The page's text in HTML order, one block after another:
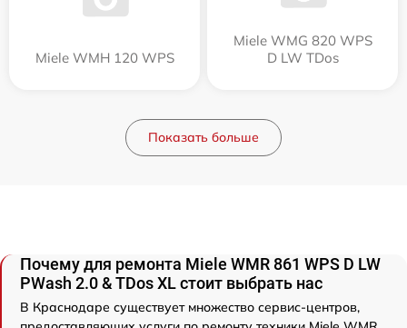
Miele WMH 120 WPS
Miele WMG 820 WPS
D LW TDos
Показать больше
Почему для ремонта Miele WMR 861 WPS D LW
PWash 2.0 & TDos XL стоит выбрать нас
В Краснодаре существует множество сервис-центров,